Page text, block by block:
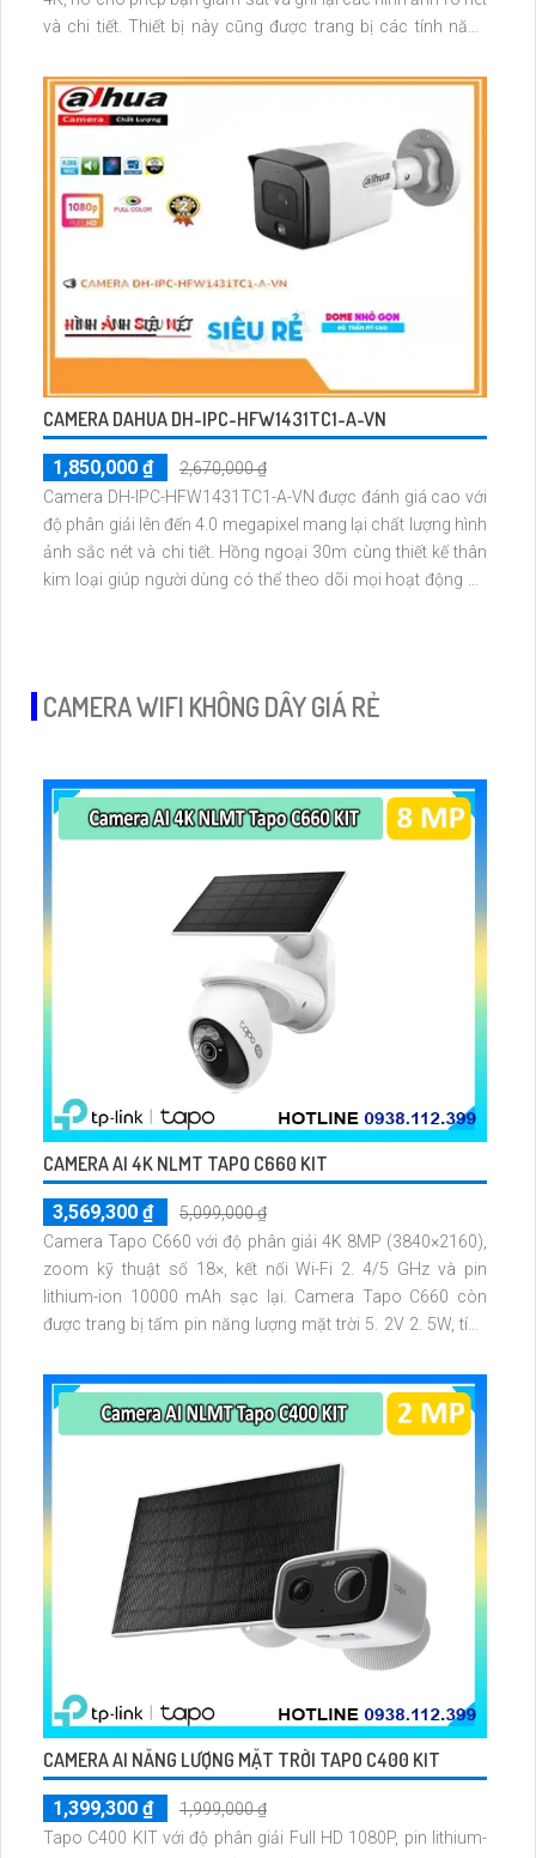
và chi tiết. Thiết bị này cũng được trang bị các tính năng
động
CAMERA DAHUA DH-IPC-HFW1431TC1-A-VN
1,850,000 ₫
2,670,000 ₫
Camera DH-IPC-HFW1431TC1-A-VN được đánh giá cao với
độ phân giải lên đến 4.0 megapixel mang lại chất lượng hình
ảnh sắc nét và chi tiết. Hồng ngoại 30m cùng thiết kế thân
kim loại giúp người dùng có thể theo dõi mọi hoạt động dù
CAMERA WIFI KHÔNG DÂY GIÁ RẺ
CAMERA AI 4K NLMT TAPO C660 KIT
3,569,300 ₫
5,099,000 ₫
Camera Tapo C660 với độ phân giải 4K 8MP (3840×2160),
zoom kỹ thuật số 18×, kết nối Wi-Fi 2. 4/5 GHz và pin
lithium-ion 10000 mAh sạc lại. Camera Tapo C660 còn
được trang bị tấm pin năng lượng mặt trời 5. 2V 2. 5W, tích
microSD tối đa 512 GB
CAMERA AI NĂNG LƯỢNG MẶT TRỜI TAPO C400 KIT
1,399,300 ₫
1,999,000 ₫
Tapo C400 KIT với độ phân giải Full HD 1080P, pin lithium-